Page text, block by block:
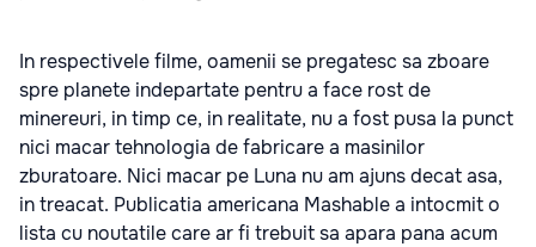
In respectivele filme, oamenii se pregatesc sa zboare
spre planete indepartate pentru a face rost de
minereuri, in timp ce, in realitate, nu a fost pusa la punct
nici macar tehnologia de fabricare a masinilor
zburatoare. Nici macar pe Luna nu am ajuns decat asa,
in treacat. Publicatia americana Mashable a intocmit o
lista cu noutatile care ar fi trebuit sa apara pana acum